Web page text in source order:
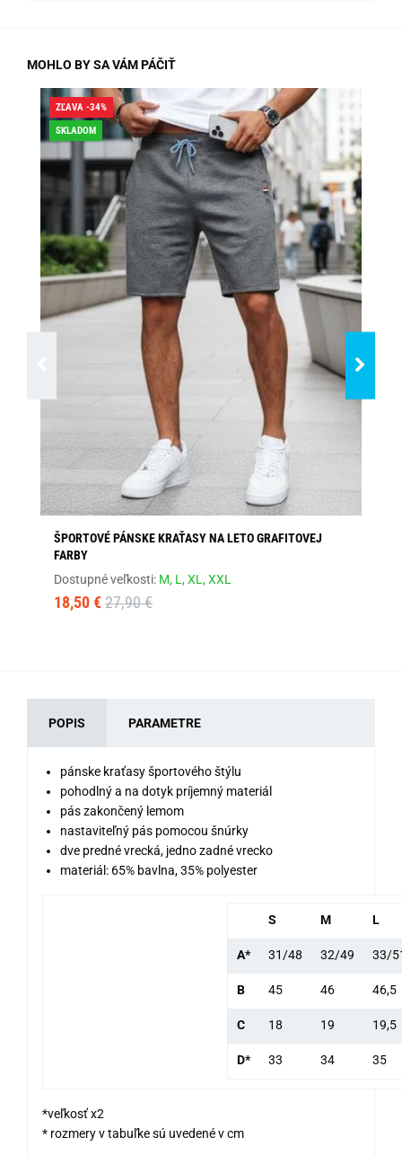
MOHLO BY SA VÁM PÁČIŤ
ZĽAVA -34%
SKLADOM
ŠPORTOVÉ PÁNSKE KRAŤASY NA LETO GRAFITOVEJ
FARBY
Dostupné veľkosti: M, L,XL,XXL
18,50 € 27,90 €
POPIS PARAMETRE
pánske kraťasy športového štýlu
pohodlný a na dotyk príjemný materiál
pás zakončený lemom
nastaviteľný pás pomocou šnúrky
dve predné vrecká, jedno zadné vrecko
materiál: 65% bavlna, 35% polyester
S M L
A* 31/48 32/49 33/
B 45 46 46,5
C 18 19 19,5
D* 33 34 35
*veľkosť x2
* rozmery v tabuľke sú uvedené v cm